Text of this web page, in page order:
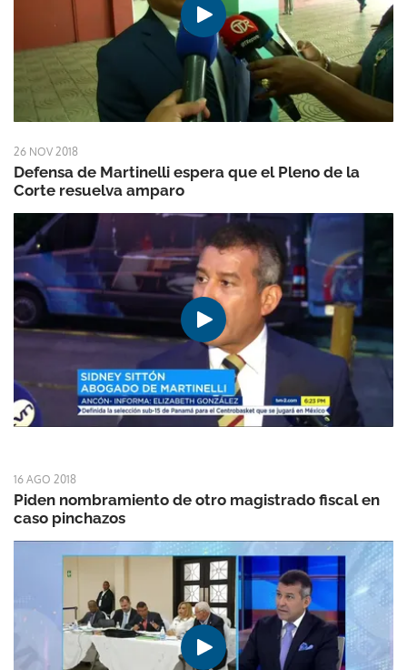
26 NOV 2018
Defensa de Martinelli espera que el Pleno de la
Corte resuelva amparo
16 AGO 2018
Piden nombramiento de otro magistrado fiscal en
caso pinchazos